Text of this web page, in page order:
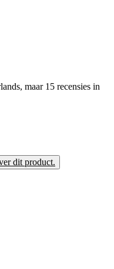
maar 15 recensies in
dit product.